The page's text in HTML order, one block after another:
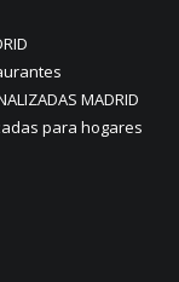
MADRID
para hogares